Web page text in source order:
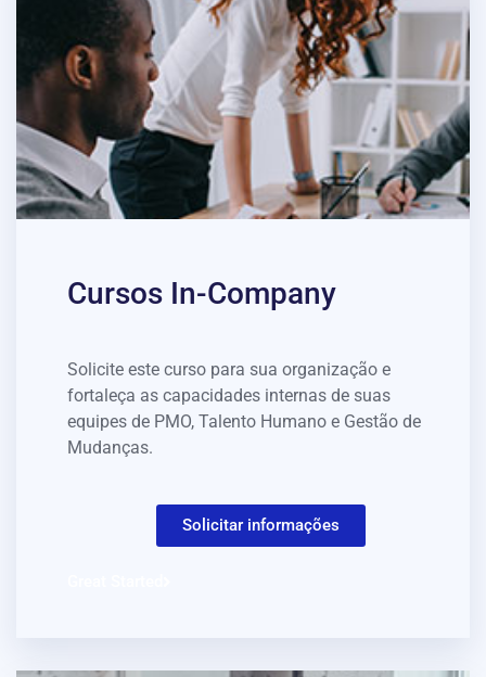
Cursos In-Company
Solicite este curso para sua organização e
fortaleça as capacidades internas de suas
equipes de PMO, Talento Humano e Gestão de
Mudanças.
Solicitar informações